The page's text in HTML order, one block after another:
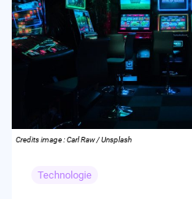
Credits image : Carl Raw / Unsplash
Technologie